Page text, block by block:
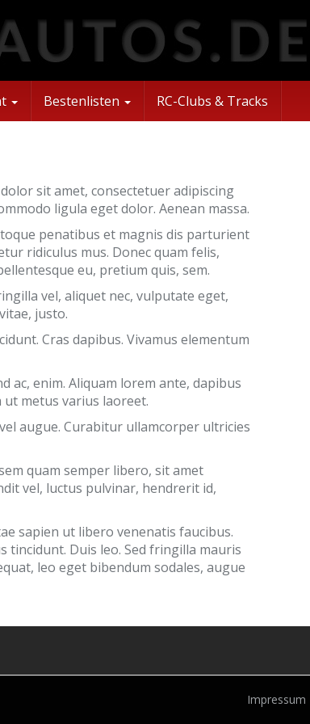
Bestenlisten RC-Clubs & Tracks
sit amet, consectetuer adipiscing
ligula eget dolor. Aenean massa.
penatibus et magnis dis parturient
ridiculus mus. Donec quam felis,
eu, pretium quis, sem.
vel, aliquet nec, vulputate eget,
justo.
Cras dapibus. Vivamus elementum
ac, enim. Aliquam lorem ante, dapibus
ut metus varius laoreet.
augue. Curabitur ullamcorper ultricies
quam semper libero, sit amet
vel, luctus pulvinar, hendrerit id,
sapien ut libero venenatis faucibus.
tincidunt. Duis leo. Sed fringilla mauris
leo eget bibendum sodales, augue
Impressum